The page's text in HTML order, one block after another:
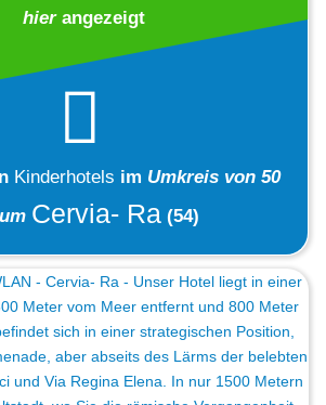
hierangezeigt
Kinderhotels im Umkreis von 50
Cervia- Ra (54)